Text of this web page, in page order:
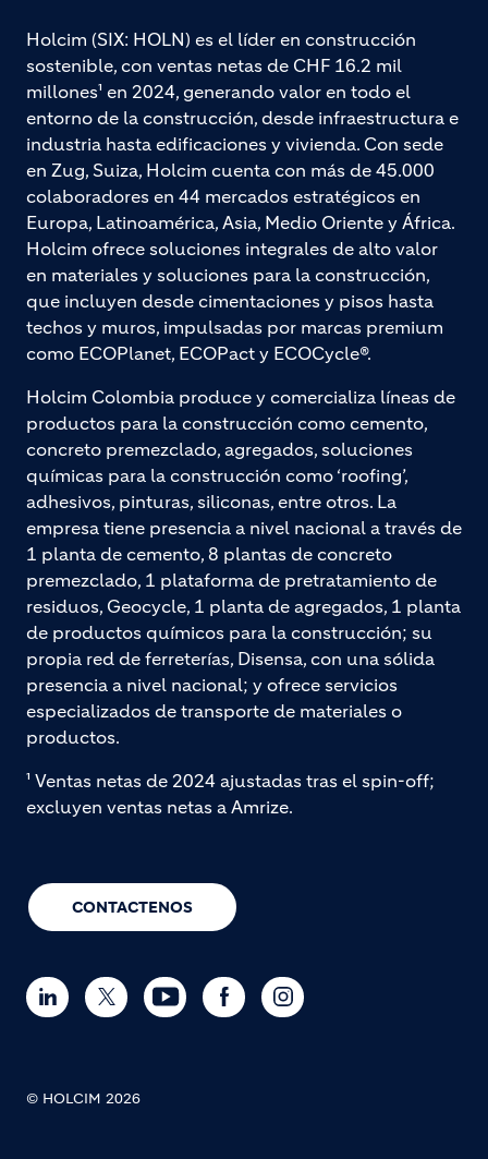
CONTACTENOS
Holcim (SIX: HOLN) es el líder en construcción
sostenible, con ventas netas de CHF 16.2 mil
millones¹ en 2024, generando valor en todo el
entorno de la construcción, desde infraestructura e
industria hasta edificaciones y vivienda. Con sede
en Zug, Suiza, Holcim cuenta con más de 45.000
colaboradores en 44 mercados estratégicos en
Europa, Latinoamérica, Asia, Medio Oriente y África.
Holcim ofrece soluciones integrales de alto valor
en materiales y soluciones para la construcción,
que incluyen desde cimentaciones y pisos hasta
techos y muros, impulsadas por marcas premium
como ECOPlanet, ECOPact y ECOCycle®.
Holcim Colombia produce y comercializa líneas de
productos para la construcción como cemento,
concreto premezclado, agregados, soluciones
químicas para la construcción como ‘roofing’,
adhesivos, pinturas, siliconas, entre otros. La
empresa tiene presencia a nivel nacional a través de
1 planta de cemento, 8 plantas de concreto
premezclado, 1 plataforma de pretratamiento de
residuos, Geocycle, 1 planta de agregados, 1 planta
de productos químicos para la construcción; su
propia red de ferreterías, Disensa, con una sólida
presencia a nivel nacional; y ofrece servicios
especializados de transporte de materiales o
productos.
¹ Ventas netas de 2024 ajustadas tras el spin-off;
excluyen ventas netas a Amrize.
© HOLCIM 2026